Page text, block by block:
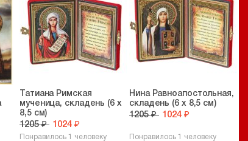
Татиана Римская
мученица, складень (6 х
8,5 см)
1205 ₽ 1024 ₽
Понравилось 1 человеку
Нина Равноапостольная,
складень (6 х 8,5 см)
1205 ₽ 1024 ₽
Понравилось 1 человеку